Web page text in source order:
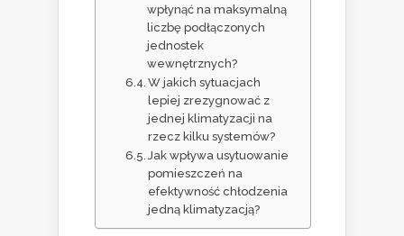
wpłynąć na maksymalną
liczbę podłączonych
jednostek
wewnętrznych?
W jakich sytuacjach
lepiej zrezygnować z
jednej klimatyzacji na
rzecz kilku systemów?
Jak wpływa usytuowanie
pomieszczeń na
efektywność chłodzenia
jedną klimatyzacją?